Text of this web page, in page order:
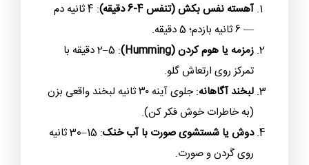
آهسته نفس بکش (تنفس 4-6 دقیقه)
: 4 ثانیه دم
— 6 ثانیه بازدم؛ 5 دقیقه.
زمزمه یا هوم کردن (Humming)
: 2–5 دقیقه با
تمرکز روی ارتعاش گلو.
لبخند آگاهانه
: جلوی آینه ۳۰ ثانیه لبخند واقعی بزن
(به خاطرات خوش فکر کن).
دوش یا شستشوی صورت با آب خنک
: 15–30 ثانیه
روی گردن و صورت.